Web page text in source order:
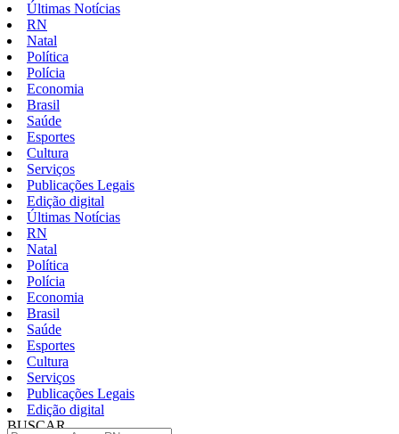
Últimas Notícias
RN
Natal
Política
Polícia
Economia
Brasil
Saúde
Esportes
Cultura
Serviços
Publicações Legais
Edição digital
Últimas Notícias
RN
Natal
Política
Polícia
Economia
Brasil
Saúde
Esportes
Cultura
Serviços
Publicações Legais
Edição digital
BUSCAR